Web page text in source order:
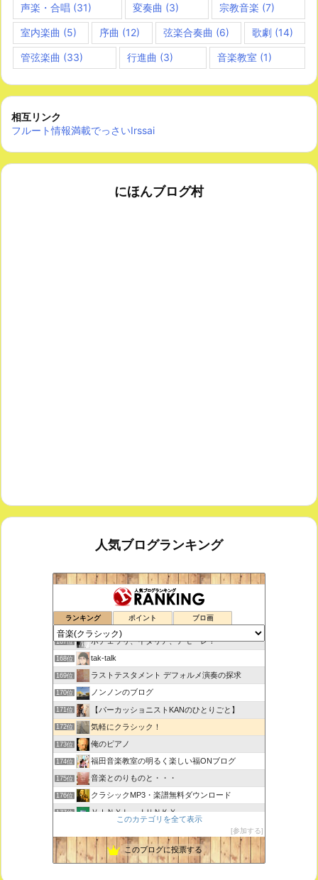
声楽・合唱 (31) 変奏曲 (3) 宗教音楽 (7)
室内楽曲 (5) 序曲 (12) 弦楽合奏曲 (6) 歌劇(14)
管弦楽曲 (33) 行進曲 (3) 音楽教室 (1)
相互リンク
フルート情報満載でっさいIrssai
にほんブログ村
人気ブログランキング
ランキング ポイント ブロ画
思えば遠くへ来たもんだ
166位 室内楽コンサート・レッスンいたします
167位 ボチェッリ、イタリア、アモーレ！
168位 tak-talk
169位 ラストテスタメント デフォルメ演奏の探求
170位 ノンノンのブログ
171位 【パーカッショニストKANのひとりごと】
172位 気軽にクラシック！
173位 俺のピアノ
174位 福田音楽教室の明るく楽しい福ONブログ
175位 音楽とのりものと・・・
176位 クラシックMP3・楽譜無料ダウンロード
177位 ＶＩＮＹＬ ＪＵＮＫＹ
179位 未来の音楽研究所 音楽哲学・思想 平林 遼
このカテゴリを全て表示
参加する
このブログに投票する